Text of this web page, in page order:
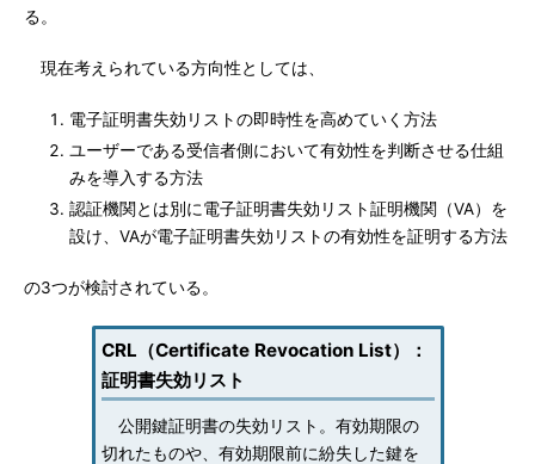
る。
現在考えられている方向性としては、
電子証明書失効リストの即時性を高めていく方法
ユーザーである受信者側において有効性を判断させる仕組
みを導入する方法
認証機関とは別に電子証明書失効リスト証明機関（VA）を
設け、VAが電子証明書失効リストの有効性を証明する方法
の3つが検討されている。
CRL（Certificate Revocation List）：
証明書失効リスト
公開鍵証明書の失効リスト。有効期限の
切れたものや、有効期限前に紛失した鍵を